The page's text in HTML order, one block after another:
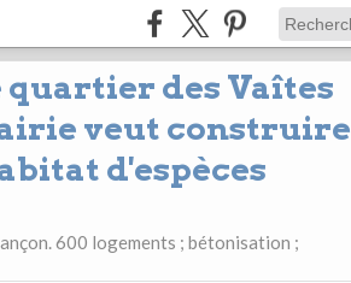
quartier des Vaîtes
veut construire
d'espèces
600 logements ; bétonisation ;